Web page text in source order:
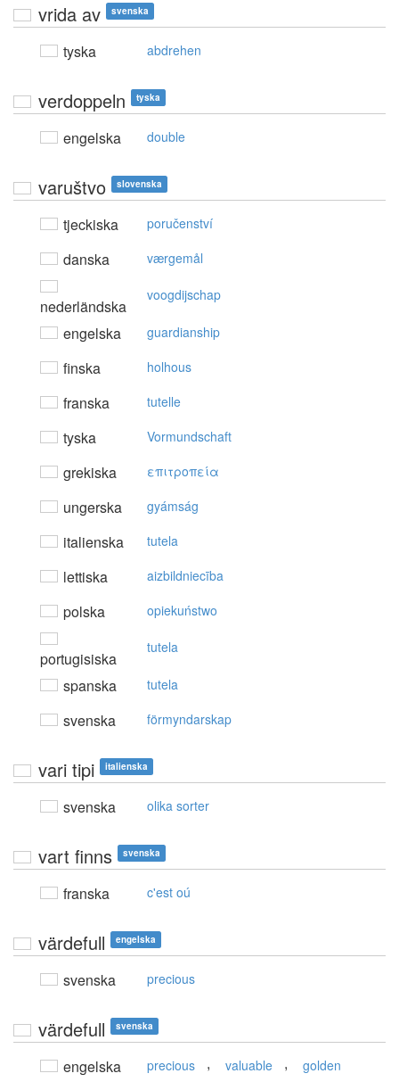
vrida av svenska
tyska abdrehen
verdoppeln tyska
engelska double
varuštvo slovenska
tjeckiska poručenství
danska værgemål
nederländska
voogdijschap
engelska guardianship
finska holhous
franska tutelle
tyska Vormundschaft
grekiska επιτρoπεία
ungerska gyámság
italienska tutela
lettiska aizbildniecība
polska opiekuństwo
portugisiska
tutela
spanska tutela
svenska förmyndarskap
vari tipi italienska
svenska olika sorter
vart finns svenska
franska c'est oú
värdefull engelska
svenska precious
värdefull svenska
engelska precious , valuable , golden